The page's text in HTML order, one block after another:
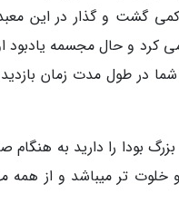
گشت و گذار در این
2500 سال پیش زندگی می کرد و
در طول مدت زمان
بودا را دارید به
تر میباشد و از همه